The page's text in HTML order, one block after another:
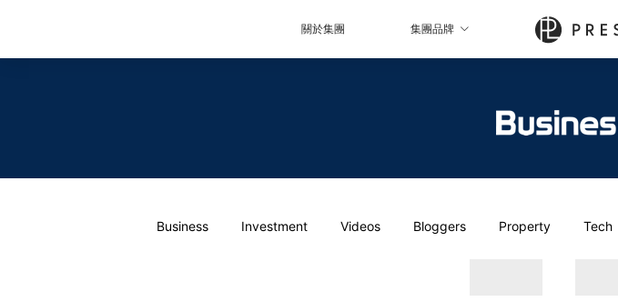
關於集團 集團品牌
Business Investment Videos Bloggers Property Tech